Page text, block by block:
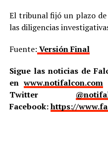
El tribunal fijó un plazo
las diligencias
Fuente: Versión Final
Sigue las noticias de
enwww.notifalcon.com
Twitter
Facebook:https://